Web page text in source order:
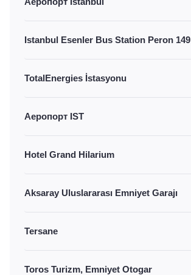
Istanbul Esenler Bus Station Peron 149
TotalEnergies İstasyonu
Аеропорт IST
Hotel Grand Hilarium
Aksaray Uluslararası Emniyet Garajı
Tersane
Toros Turizm, Emniyet Otogar